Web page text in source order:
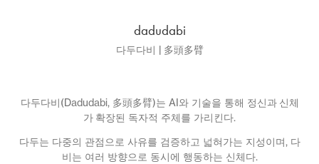
dadudabi
다두다비 | 多頭多臂
다두다비(Dadudabi,多頭多臂)는 AI와 기술을 통해 정신과 신체
가 확장된 독자적 주체를 가리킨다.
다두는 다중의 관점으로 사유를 검증하고 넓혀가는 지성이며,다
비는 여러 방향으로 동시에 행동하는 신체다.